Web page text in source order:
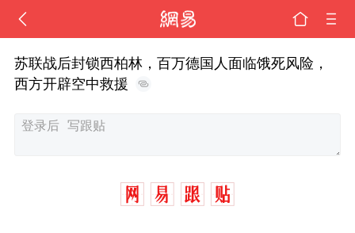
苏联战后封锁西柏林，百万德国人面临饿死风险，
西方开辟空中救援